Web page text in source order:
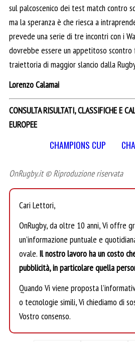
sul palcoscenico dei test match contro
ma la speranza è che riesca a
prevede una serie di tre incontri con i
dovrebbe essere un appetitoso
traiettoria di maggior slancio dalla
Lorenzo Calamai
CONSULTA RISULTATI, CLASSIFICHE E
EUROPEE
CHAMPIONS CUP
OnRugby.it © Riproduzione riservata
Cari Lettori,
OnRugby, da oltre 10 anni, Vi offre
un’informazione puntuale e
ovale. Il nostro lavoro ha un costo
pubblicità, in particolare quella
Quando Vi viene proposta
o tecnologie simili, Vi chiediamo di
Vostro consenso.